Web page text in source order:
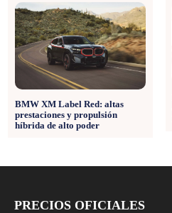
BMW XM Label Red: altas
prestaciones y propulsión
híbrida de alto poder
PRECIOS OFICIALES